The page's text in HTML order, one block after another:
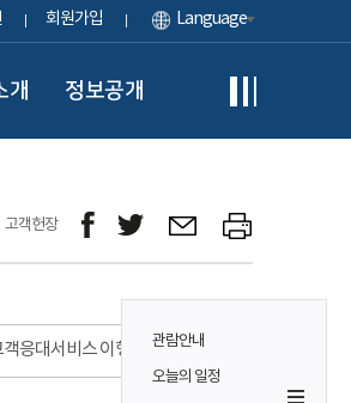
회원가입 Language
개 정보공개
관람안내
오늘의 일정
고객헌장
객응대서비스 이행 표준